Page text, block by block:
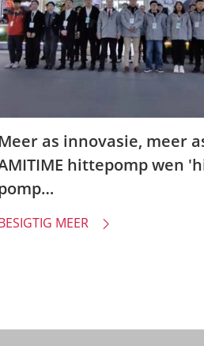
Meer as innovasie, meer
hittepomp wen
MEER 